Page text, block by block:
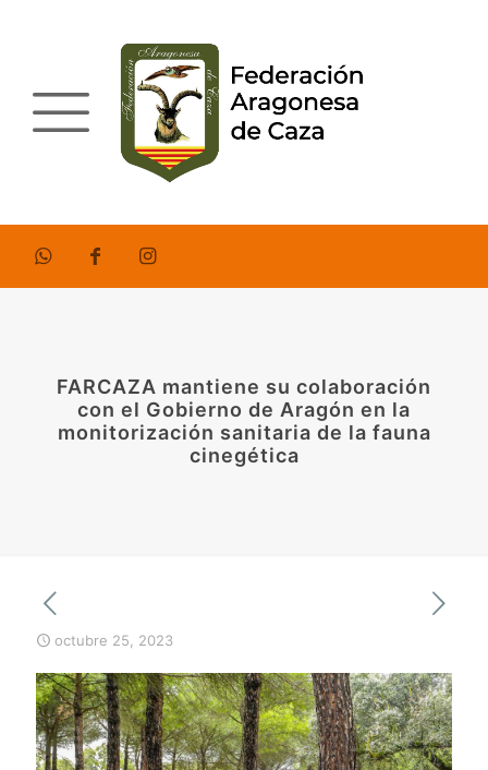
FARCAZA mantiene su colaboración
con el Gobierno de Aragón en la
monitorización sanitaria de la fauna
cinegética
octubre 25, 2023